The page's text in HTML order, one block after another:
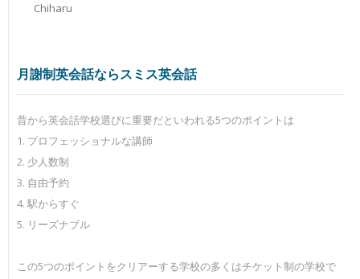
Chiharu
月謝制英会話ならスミス英会話
昔から英会話学校選びに重要だといわれる5つのポイントは
1. プロフェッショナルな講師
2. 少人数制
3. 自由予約
4. 駅からすぐ
5. リーズナブル
この5つのポイントをクリアーする学校の多くはチケット制の学校で